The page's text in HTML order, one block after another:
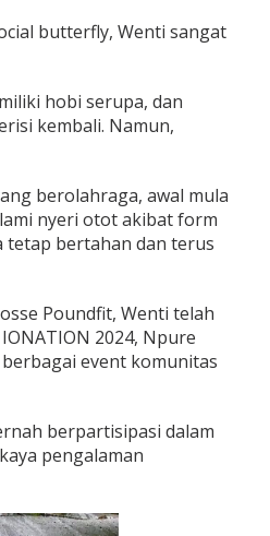
butterfly, Wenti sangat
hobi serupa, dan
kembali. Namun,
berolahraga, awal mula
nyeri otot akibat form
tetap bertahan dan terus
Poundfit, Wenti telah
2024, Npure
berbagai event komunitas
berpartisipasi dalam
pengalaman